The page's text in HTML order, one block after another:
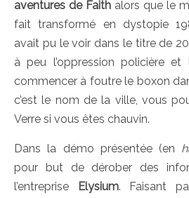
aventures de Faith alors que le
fait transformé en dystopie
avait pu le voir dans le titre de
à peu l’oppression policière
commencer à foutre le boxon
c’est le nom de la ville, vous
Verre si vous êtes chauvin.
Dans la démo présentée (en
pour but de dérober des
l’entreprise
Elysium. Faisant